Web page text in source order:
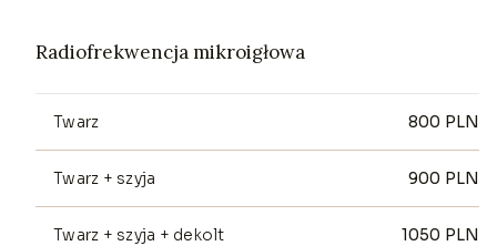
Radiofrekwencja mikroigłowa
Twarz 800 PLN
Twarz + szyja 900 PLN
Twarz + szyja + dekolt 1050 PLN